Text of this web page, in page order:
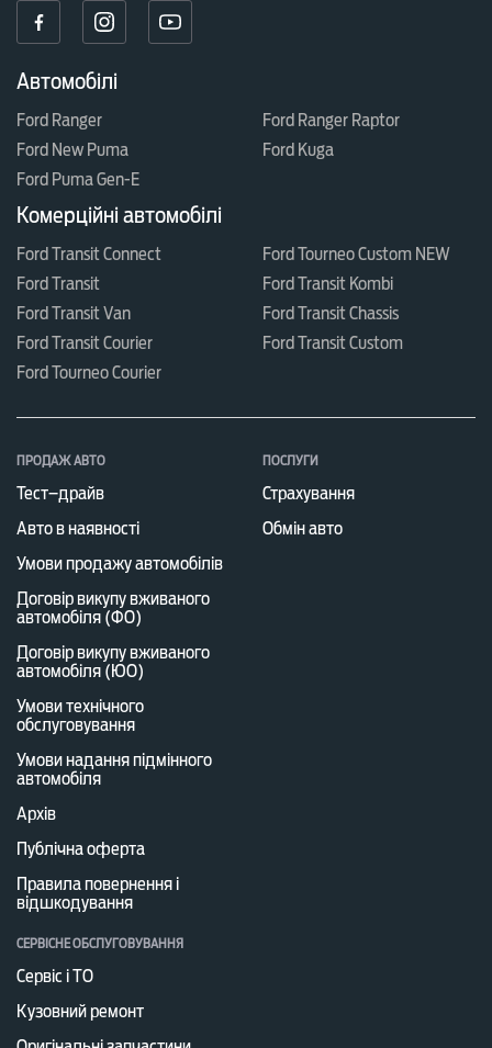
Автомобілі
Ford Ranger
Ford Ranger Raptor
Ford New Puma
Ford Kuga
Ford Puma Gen-E
Комерційні автомобілі
Ford Transit Connect
Ford Tourneo Custom NEW
Ford Transit
Ford Transit Kombi
Ford Transit Van
Ford Transit Chassis
Ford Transit Courier
Ford Transit Custom
Ford Tourneo Courier
ПРОДАЖ АВТО
Тест–драйв
Авто в наявності
Умови продажу автомобілів
Договір викупу вживаного
автомобіля (ФО)
Договір викупу вживаного
автомобіля (ЮО)
Умови технічного
обслуговування
Умови надання підмінного
автомобіля
Архів
Публічна оферта
Правила повернення і
відшкодування
ПОСЛУГИ
Страхування
Обмін авто
СЕРВІСНЕ ОБСЛУГОВУВАННЯ
Сервіс і ТО
Кузовний ремонт